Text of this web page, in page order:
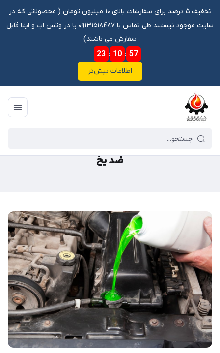
تخفیف ۵ درصد برای سفارشات بالای ۱۰ میلیون تومان ‌‌(‌‌ محصولاتی که در
سایت موجود نیستند طی تماس با ۰۹۱۳۱۵۱۸۴۸۷ یا در وتس اپ و ایتا قابل
سفارش می باشند)
23 : 10 : 57
اطلاعات بیش‌تر
فروشگاه آنلاین آوروکو
ضد یخ